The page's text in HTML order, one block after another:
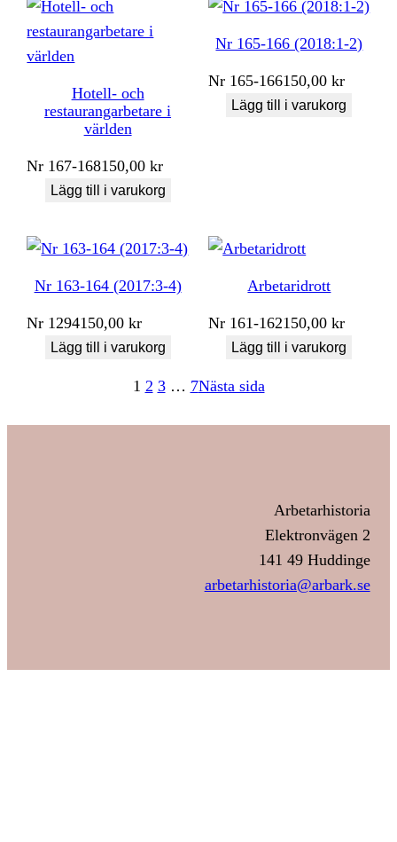
Hotell- och
restaurangarbetare i
världen
Nr 167-168150,00kr
Lägg till i varukorg
Nr 165-166 (2018:1-2)
Nr 165-166150,00kr
Lägg till i varukorg
Nr 163-164 (2017:3-4)
Nr 1294150,00kr
Lägg till i varukorg
Arbetaridrott
Nr 161-162150,00kr
Lägg till i varukorg
1 2 3 … 7Nästa sida
Arbetarhistoria
Elektronvägen 2
141 49 Huddinge
arbetarhistoria@arbark.se